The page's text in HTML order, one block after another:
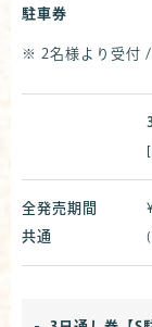
駐車券
2名様より受付
全発売期間
共通